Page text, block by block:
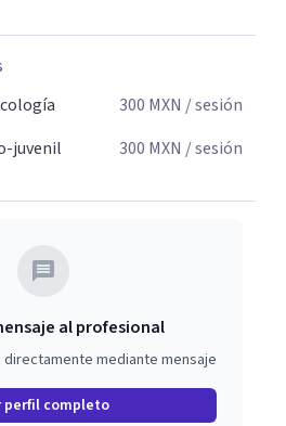
300 MXN / sesión
juvenil
300 MXN / sesión
al profesional
directamente mediante mensaje
perfil completo